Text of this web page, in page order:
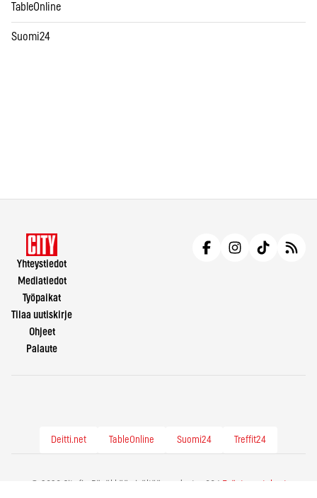
TableOnline
Suomi24
Yhteystiedot
Mediatiedot
Työpaikat
Tilaa uutiskirje
Ohjeet
Palaute
Deitti.net TableOnline Suomi24 Treffit24